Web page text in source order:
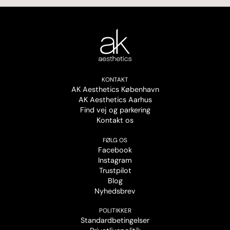
KONTAKT
AK Aesthetics København
AK Aesthetics Aarhus
Find vej og parkering
Kontakt os
FØLG OS
Facebook
Instagram
Trustpilot
Blog
Nyhedsbrev
POLITIKKER
Standardbetingelser